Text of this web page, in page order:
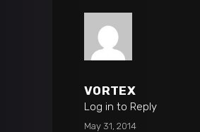
VORTEX
Log in to Reply
May 31, 2014